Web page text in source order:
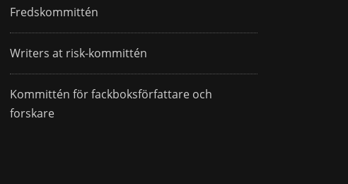
Fredskommittén
Writers at risk-kommittén
Kommittén för fackboksförfattare och
forskare